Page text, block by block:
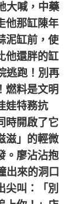
大喊，中藥
他那缸陳年
泥缸前，使
他還胖的缸
逃跑！別再
燃料是文明
娃特務抗
時開啟了它
滋」的輕微
。廖沾沾抱
出來的洞口
尖叫：「別